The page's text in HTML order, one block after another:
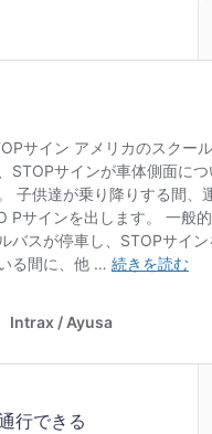
行できる